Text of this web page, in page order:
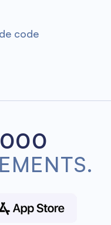
code